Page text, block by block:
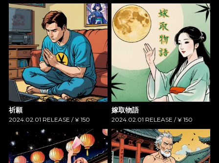
祈願
2024.02.01 RELEASE / ¥ 150
嫁取物語
2024.02.01 RELEASE / ¥ 150